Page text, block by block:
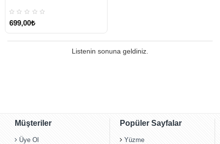
699,00₺
Listenin sonuna geldiniz.
Müşteriler
Üye Ol
Popüler Sayfalar
Yüzme